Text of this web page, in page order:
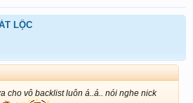
LỘC
cho vô backlist luôn á..á.. nói nghe nick